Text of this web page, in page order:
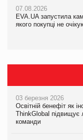
07.08.2026
EVA.UA запустила
якого покупці не
07.08.2026
EVA.UA запустила
якого покупці не
03 березня 2026
Освітній бенефіт як
ThinkGlobal підвищує
команди